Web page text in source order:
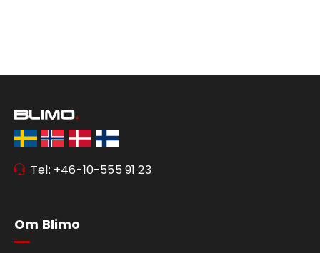
Tel: +46-10-555 91 23
Om Blimo